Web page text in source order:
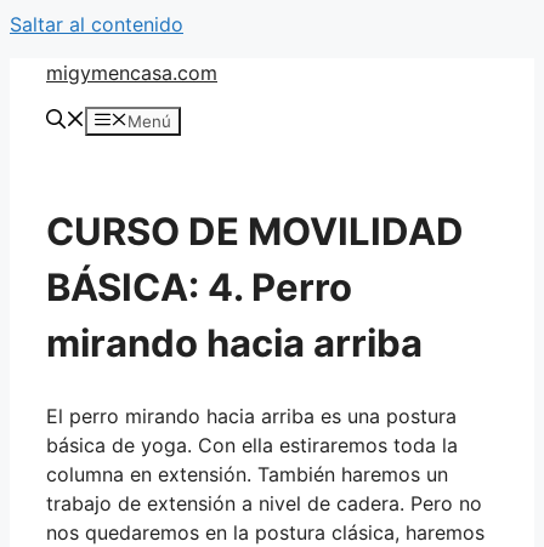
Saltar al contenido
migymencasa.com
Menú
CURSO DE MOVILIDAD
BÁSICA: 4. Perro
mirando hacia arriba
El perro mirando hacia arriba es una postura
básica de yoga. Con ella estiraremos toda la
columna en extensión. También haremos un
trabajo de extensión a nivel de cadera. Pero no
nos quedaremos en la postura clásica, haremos